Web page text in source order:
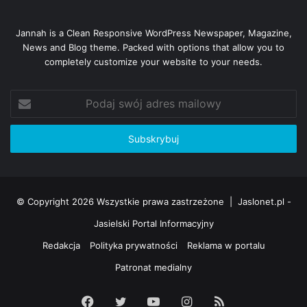
Radni podjęli jednomyślnie decyzję za udzielaniem dotacji
Kuba Kowalczyk
Jannah is a Clean Responsive WordPress Newspaper, Magazine,
News and Blog theme. Packed with options that allow you to
completely customize your website to your needs.
swój
adres
© Copyright 2026 Wszystkie prawa zastrzeżone | Jaslonet.pl -
Jasielski Portal Informacyjny
Redakcja
Polityka prywatności
Reklama w portalu
Patronat medialny
Facebook
Twitter YouTubeInstagram